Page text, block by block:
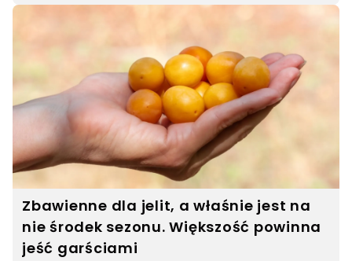
Zbawienne dla jelit, a właśnie jest na
nie środek sezonu. Większość powinna
jeść garściami